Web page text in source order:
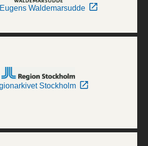
Waldemarsudde
Stockholm